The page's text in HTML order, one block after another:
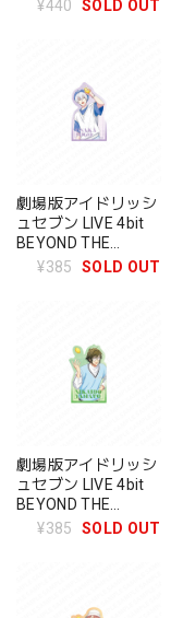
¥440 SOLD OUT
劇場版アイドリッシ
ュセブン LIVE 4bit
BEYOND THE
PERiOD モバイルス
¥385 SOLD OUT
劇場版アイドリッシ
ュセブン LIVE 4bit
BEYOND THE
PERiOD モバイルス
¥385 SOLD OUT